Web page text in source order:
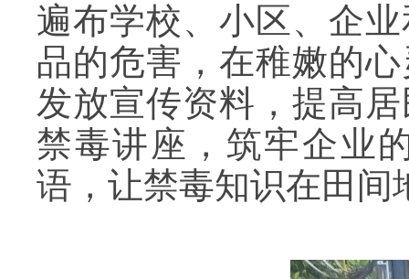
遍布学校、小区、企
品的危害，在稚嫩的
发放宣传资料，提高
禁毒讲座，筑牢企业
语，让禁毒知识在田间